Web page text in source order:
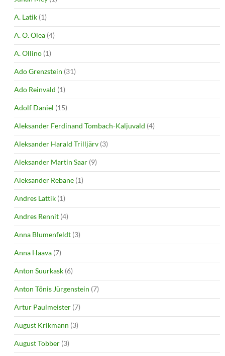
A. Latik (1)
A. O. Olea (4)
A. Ollino (1)
Ado Grenzstein (31)
Ado Reinvald (1)
Adolf Daniel (15)
Aleksander Ferdinand Tombach-Kaljuvald (4)
Aleksander Harald Trilljärv (3)
Aleksander Martin Saar (9)
Aleksander Rebane (1)
Andres Lattik (1)
Andres Rennit (4)
Anna Blumenfeldt (3)
Anna Haava (7)
Anton Suurkask (6)
Anton Tõnis Jürgenstein (7)
Artur Paulmeister (7)
August Krikmann (3)
August Tobber (3)